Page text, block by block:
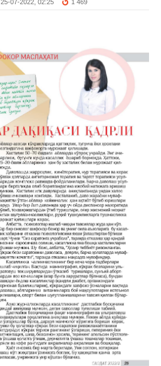
25-07-2022, 02:25 1 469